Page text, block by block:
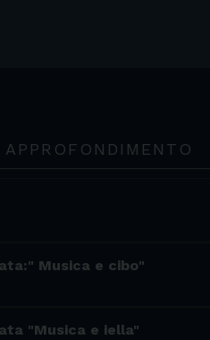
Musica e cibo"
"Musica e iella"